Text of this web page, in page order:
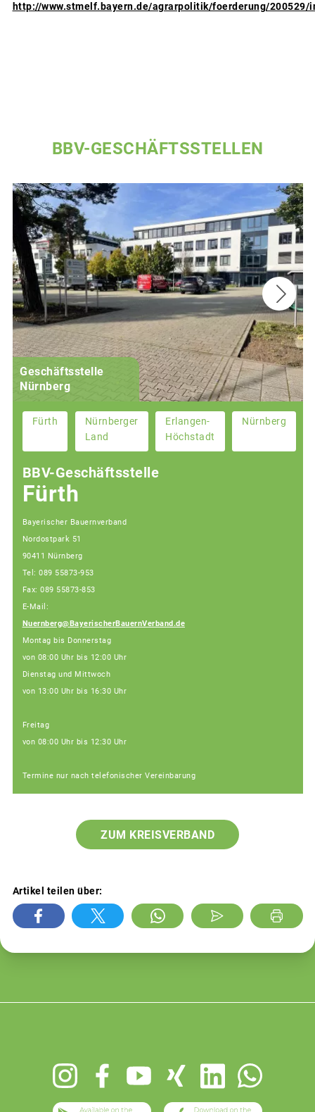
http://www.stmelf.bayern.de/agrarpolitik/foerderung/200529/
BBV-GESCHÄFTSSTELLEN
Geschäftsstelle
Nürnberg
Fürth
Nürnberger
Land
Erlangen-
Höchstadt
Nürnberg
BBV-Geschäftsstelle
Fürth
Bayerischer Bauernverband
Nordostpark 51
90411 Nürnberg
Tel: 089 55873-953
Fax: 089 55873-853
E-Mail:
Nuernberg@BayerischerBauernVerband.de
Montag bis Donnerstag
von 08:00 Uhr bis 12:00 Uhr
Dienstag und Mittwoch
von 13:00 Uhr bis 16:30 Uhr
Freitag
von 08:00 Uhr bis 12:30 Uhr
Termine nur nach telefonischer Vereinbarung
ZUM KREISVERBAND
Artikel teilen über: